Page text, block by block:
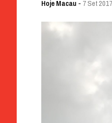
Hoje Macau - 7 Set 2017